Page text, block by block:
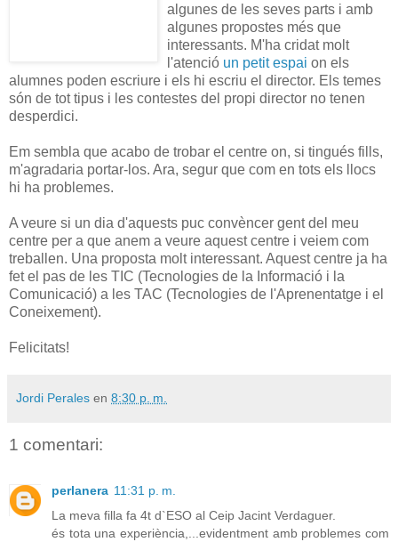
algunes de les seves parts i amb
algunes propostes més que
interessants. M'ha cridat molt
l'atenció un petit espai on els
alumnes poden escriure i els hi escriu el director. Els temes
són de tot tipus i les contestes del propi director no tenen
desperdici.
Em sembla que acabo de trobar el centre on, si tingués fills,
m'agradaria portar-los. Ara, segur que com en tots els llocs
hi ha problemes.
A veure si un dia d'aquests puc convèncer gent del meu
centre per a que anem a veure aquest centre i veiem com
treballen. Una proposta molt interessant. Aquest centre ja ha
fet el pas de les TIC (Tecnologies de la Informació i la
Comunicació) a les TAC (Tecnologies de l'Aprenentatge i el
Coneixement).
Felicitats!
Jordi Perales en 8:30 p. m.
1 comentari:
perlanera 11:31 p. m.
La meva filla fa 4t d`ESO al Ceip Jacint Verdaguer.
és tota una experiència,...evidentment amb problemes com